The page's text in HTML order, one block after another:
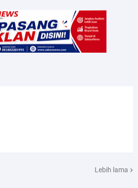
Lebih lama